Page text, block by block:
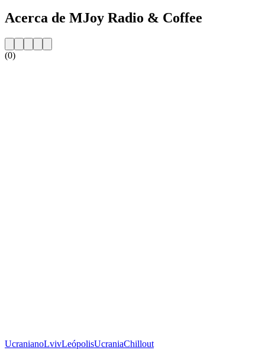
Acerca de MJoy Radio & Coffee
(0)
UcranianoLvivLeópolisUcraniaChillout